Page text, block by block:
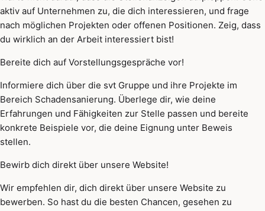
aktiv auf Unternehmen zu, die dich interessieren, und frage
nach möglichen Projekten oder offenen Positionen. Zeig, dass
du wirklich an der Arbeit interessiert bist!
Bereite dich auf Vorstellungsgespräche vor!
Informiere dich über die svt Gruppe und ihre Projekte im
Bereich Schadensanierung. Überlege dir, wie deine
Erfahrungen und Fähigkeiten zur Stelle passen und bereite
konkrete Beispiele vor, die deine Eignung unter Beweis
stellen.
Bewirb dich direkt über unsere Website!
Wir empfehlen dir, dich direkt über unsere Website zu
bewerben. So hast du die besten Chancen, gesehen zu